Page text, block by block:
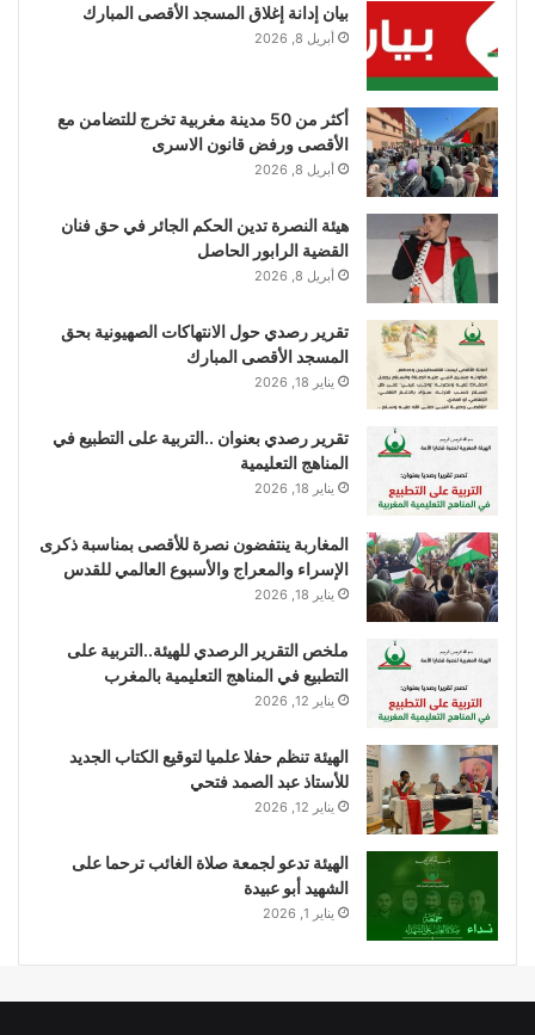
بيان إدانة إغلاق المسجد الأقصى المبارك
أبريل 8, 2026
أكثر من 50 مدينة مغربية تخرج للتضامن مع
الأقصى ورفض قانون الاسرى
أبريل 8, 2026
هيئة النصرة تدين الحكم الجائر في حق فنان
القضية الرابور الحاصل
أبريل 8, 2026
تقرير رصدي حول الانتهاكات الصهيونية بحق
المسجد الأقصى المبارك
يناير 18, 2026
تقرير رصدي بعنوان ..التربية على التطبيع في
المناهج التعليمية
يناير 18, 2026
المغاربة ينتفضون نصرة للأقصى بمناسبة ذكرى
الإسراء والمعراج والأسبوع العالمي للقدس
يناير 18, 2026
ملخص التقرير الرصدي للهيئة..التربية على
التطبيع في المناهج التعليمية بالمغرب
يناير 12, 2026
الهيئة تنظم حفلا علميا لتوقيع الكتاب الجديد
للأستاذ عبد الصمد فتحي
يناير 12, 2026
الهيئة تدعو لجمعة صلاة الغائب ترحما على
الشهيد أبو عبيدة
يناير 1, 2026